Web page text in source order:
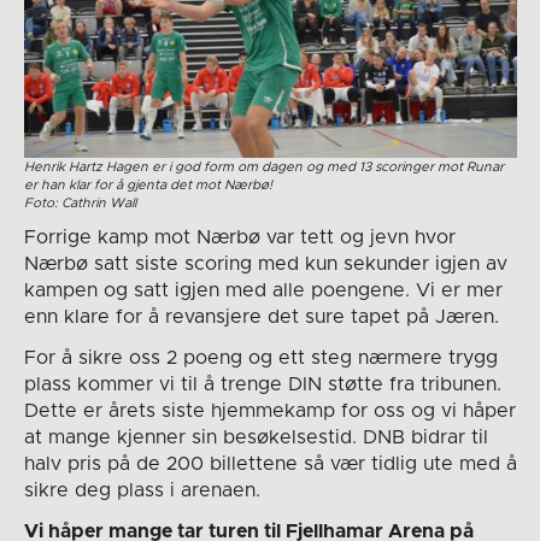
Henrik Hartz Hagen er i god form om dagen og med 13 scoringer mot Runar
er han klar for å gjenta det mot Nærbø!
Foto: Cathrin Wall
Forrige kamp mot Nærbø var tett og jevn hvor
Nærbø satt siste scoring med kun sekunder igjen av
kampen og satt igjen med alle poengene. Vi er mer
enn klare for å revansjere det sure tapet på Jæren.
For å sikre oss 2 poeng og ett steg nærmere trygg
plass kommer vi til å trenge DIN støtte fra tribunen.
Dette er årets siste hjemmekamp for oss og vi håper
at mange kjenner sin besøkelsestid. DNB bidrar til
halv pris på de 200 billettene så vær tidlig ute med å
sikre deg plass i arenaen.
Vi håper mange tar turen til Fjellhamar Arena på